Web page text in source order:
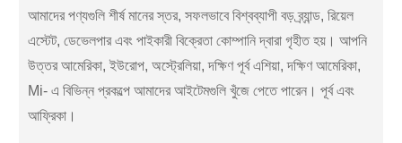
আমাদের পণ্যগুলি শীর্ষ মানের স্তর, সফলভাবে বিশ্বব্যাপী বড় ব্র্যান্ড, রিয়েল
এস্টেট, ডেভেলপার এবং পাইকারী বিক্রেতা কোম্পানি দ্বারা গৃহীত হয়। আপনি
উত্তর আমেরিকা, ইউরোপ, অস্ট্রেলিয়া, দক্ষিণ পূর্ব এশিয়া, দক্ষিণ আমেরিকা,
Mi- এ বিভিন্ন প্রকল্পে আমাদের আইটেমগুলি খুঁজে পেতে পারেন। পূর্ব এবং
আফ্রিকা।